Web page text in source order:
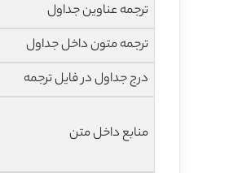
ترجمه عناوین جداول
ترجمه متون داخل جداول
درج جداول در فایل ترجمه
منابع داخل متن